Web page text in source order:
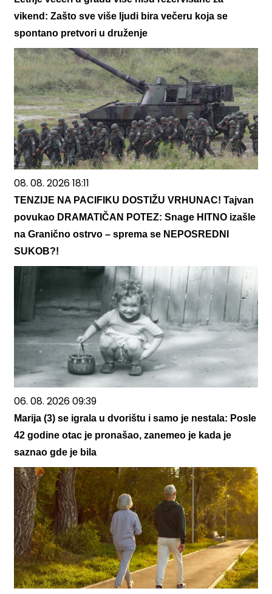
vikend: Zašto sve više ljudi bira večeru koja se
spontano pretvori u druženje
08. 08. 2026 18:11
TENZIJE NA PACIFIKU DOSTIŽU VRHUNAC! Tajvan
povukao DRAMATIČAN POTEZ: Snage HITNO izašle
na Granično ostrvo – sprema se NEPOSREDNI
SUKOB?!
06. 08. 2026 09:39
Marija (3) se igrala u dvorištu i samo je nestala: Posle
42 godine otac je pronašao, zanemeo je kada je
saznao gde je bila